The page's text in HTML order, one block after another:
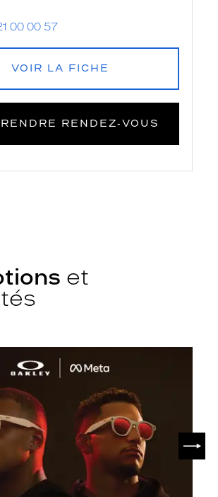
00 00 57
VOIR LA FICHE
RENDEZ‑VOUS
et